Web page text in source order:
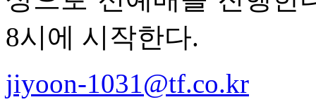
8시에 시작한다.
jiyoon-1031@tf.co.kr